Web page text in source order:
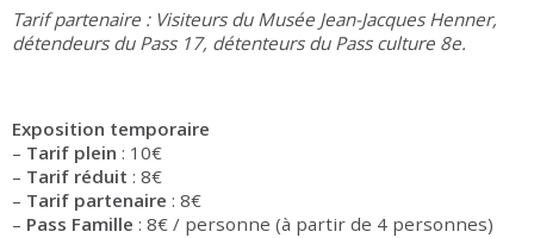
Tarif partenaire : Visiteurs du Musée Jean-Jacques Henner,
détendeurs du Pass 17, détenteurs du Pass culture 8e.
Exposition temporaire
– Tarif plein : 10€
– Tarif réduit : 8€
– Tarif partenaire : 8€
– Pass Famille : 8€ / personne (à partir de 4 personnes)